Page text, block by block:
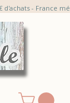
- France